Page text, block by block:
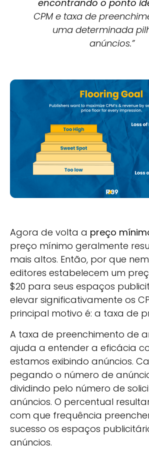
encontrando o ponto
CPM e taxa de
uma determinada
anúncios.”
Agora de volta a preço
preço mínimo geralmente
mais altos. Então, por que
editores estabelecem um
$20 para seus espaços
elevar significativamente os
principal motivo é: a taxa de
A taxa de preenchimento de
ajuda a entender a eficácia
estamos exibindo anúncios.
pegando o número de
dividindo pelo número de
anúncios. O percentual
com que frequência
sucesso os espaços
anúncios.